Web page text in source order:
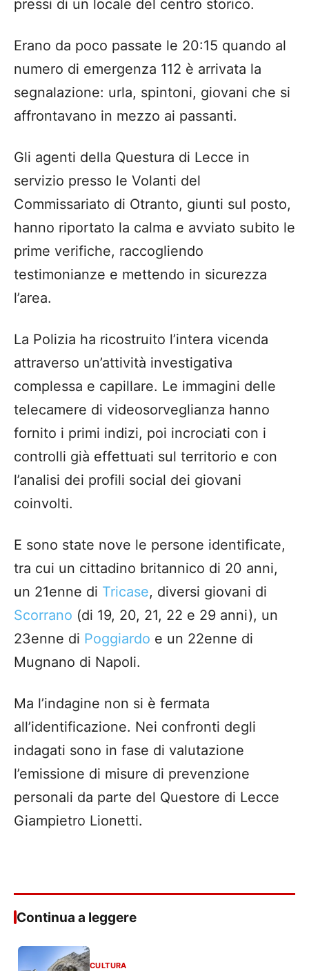
pressi di un locale del centro storico.
Erano da poco passate le 20:15 quando al
numero di emergenza 112 è arrivata la
segnalazione: urla, spintoni, giovani che si
affrontavano in mezzo ai passanti.
Gli agenti della Questura di Lecce in
servizio presso le Volanti del
Commissariato di Otranto, giunti sul posto,
hanno riportato la calma e avviato subito le
prime verifiche, raccogliendo
testimonianze e mettendo in sicurezza
l’area.
La Polizia ha ricostruito l’intera vicenda
attraverso un’attività investigativa
complessa e capillare. Le immagini delle
telecamere di videosorveglianza hanno
fornito i primi indizi, poi incrociati con i
controlli già effettuati sul territorio e con
l’analisi dei profili social dei giovani
coinvolti.
E sono state nove le persone identificate,
tra cui un cittadino britannico di 20 anni,
un 21enne di Tricase, diversi giovani di
Scorrano (di 19, 20, 21, 22 e 29 anni), un
23enne di Poggiardo e un 22enne di
Mugnano di Napoli.
Ma l’indagine non si è fermata
all’identificazione. Nei confronti degli
indagati sono in fase di valutazione
l’emissione di misure di prevenzione
personali da parte del Questore di Lecce
Giampietro Lionetti.
Continua a leggere
CULTURA